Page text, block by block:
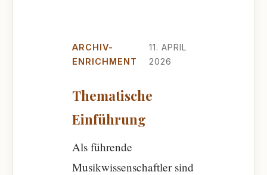
ARCHIV-
ENRICHMENT
11. APRIL
2026
Thematische
Einführung
Als führende
Musikwissenschaftler sind